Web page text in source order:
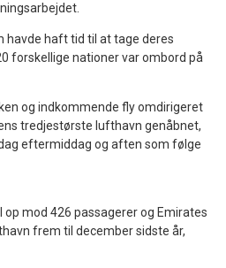
havde haft tid til at tage deres
forskellige nationer var ombord på
og indkommende fly omdirigeret
tredjestørste lufthavn genåbnet,
eftermiddag og aften som følge
mod 426 passagerer og Emirates
frem til december sidste år,